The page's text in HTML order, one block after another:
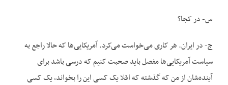
س- در کجا؟
ج- در ایران. هر کاری می‌خواست می‌کرد. آمریکایی‌ها که حالا راجع به
سیاست آمریکایی‌ها مفصل باید صحبت کنیم که درسی باشد برای
آینده‌شان از من که گذشته که اقلا یک کسی این را بخواند، یک کسی